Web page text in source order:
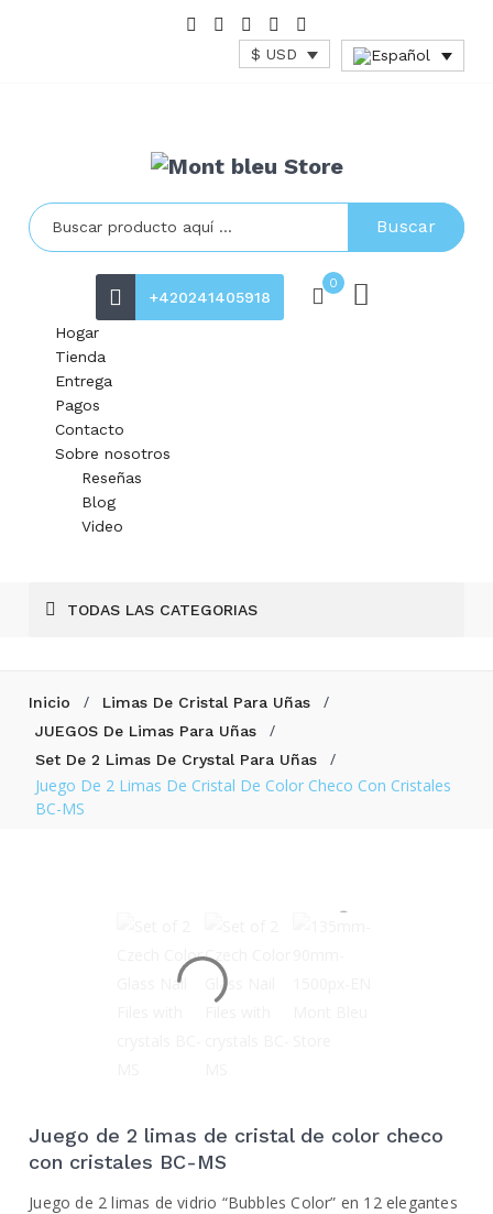
$ USD
Buscar
+420241405918
0
Hogar
Tienda
Entrega
Pagos
Contacto
Sobre nosotros
Reseñas
Blog
Video
TODAS LAS CATEGORIAS
Inicio / Limas De Cristal Para Uñas /
JUEGOS De Limas Para Uñas /
Set De 2 Limas De Crystal Para Uñas
/
Juego De 2 Limas De Cristal De Color Checo Con Cristales
BC-MS
Juego de 2 limas de cristal de color checo
con cristales BC-MS
Juego de 2 limas de vidrio “Bubbles Color” en 12 elegantes